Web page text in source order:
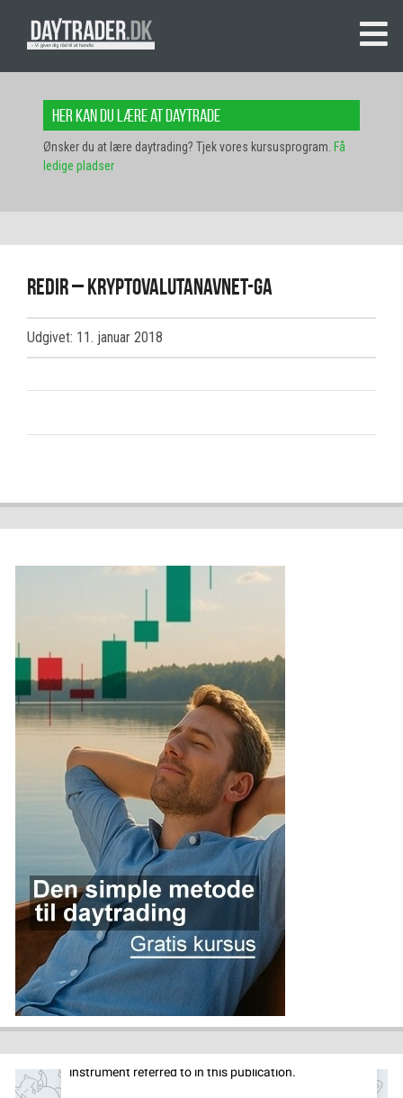
Her kan du lære at daytrade
Ønsker du at lære daytrading? Tjek vores kursusprogram. Få
ledige pladser
redir – kryptovalutanavnet-ga
Udgivet: 11. januar 2018